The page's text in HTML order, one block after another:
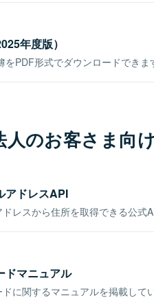
年度版）
PDF形式でダウンロードできま
人のお客さま向
アドレスAPI
レスから住所を取得できる公式
ドマニュアル
に関するマニュアルを掲載してい